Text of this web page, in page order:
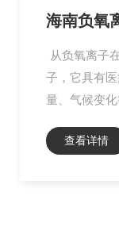
海南负氧
从负氧离子
子，它具有
量、气候变
查看详情